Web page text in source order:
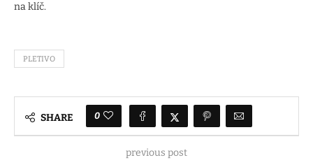
na klíč.
PLETIVO
SHARE 0
previous post